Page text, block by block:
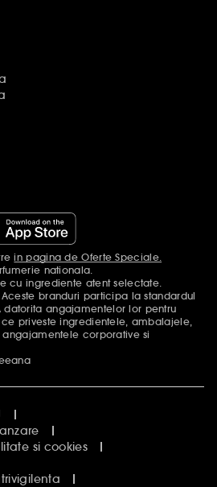
in pagina de Oferte Speciale.
nationala.
cu ingrediente atent selectate.
branduri participa la standardul
datorita angajamentelor lor pentru
priveste ingredientele, ambalajele,
corporative si
si cookies